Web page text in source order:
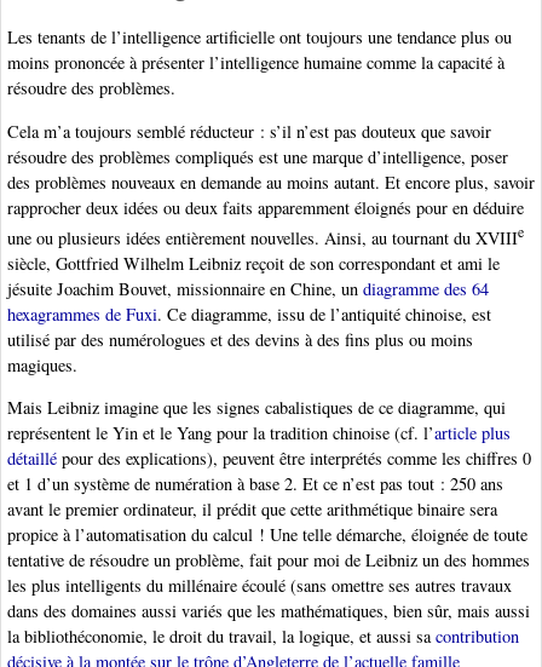
Les tenants de l’intelligence artificielle ont toujours une tendance plus ou
moins prononcée à présenter l’intelligence humaine comme la capacité à
résoudre des problèmes.
Cela m’a toujours semblé réducteur : s’il n’est pas douteux que savoir
résoudre des problèmes compliqués est une marque d’intelligence, poser
des problèmes nouveaux en demande au moins autant. Et encore plus, savoir
rapprocher deux idées ou deux faits apparemment éloignés pour en déduire
une ou plusieurs idées entièrement nouvelles. Ainsi, au tournant du XVIIIe
siècle, Gottfried Wilhelm Leibniz reçoit de son correspondant et ami le
jésuite Joachim Bouvet, missionnaire en Chine, un diagramme des 64
hexagrammes de Fuxi. Ce diagramme, issu de l’antiquité chinoise, est
utilisé par des numérologues et des devins à des fins plus ou moins
magiques.
Mais Leibniz imagine que les signes cabalistiques de ce diagramme, qui
représentent le Yin et le Yang pour la tradition chinoise (cf. l’article plus
détaillé pour des explications), peuvent être interprétés comme les chiffres 0
et 1 d’un système de numération à base 2. Et ce n’est pas tout : 250 ans
avant le premier ordinateur, il prédit que cette arithmétique binaire sera
propice à l’automatisation du calcul ! Une telle démarche, éloignée de toute
tentative de résoudre un problème, fait pour moi de Leibniz un des hommes
les plus intelligents du millénaire écoulé (sans omettre ses autres travaux
dans des domaines aussi variés que les mathématiques, bien sûr, mais aussi
la bibliothéconomie, le droit du travail, la logique, et aussi sacontribution
décisive à la montée sur le trône d’Angleterre de l’actuelle famille